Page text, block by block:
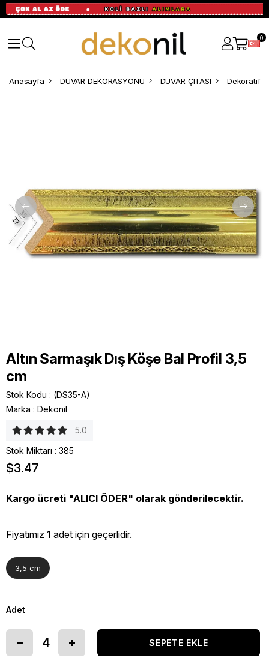
0
Anasayfa DUVAR DEKORASYONU DUVAR ÇITASI Dekoratif
Altın Sarmaşık Dış Köşe Bal Profil 3,5
cm
Stok Kodu
(DS35-A)
Marka : Dekonil
5.0
Stok Miktarı : 385
$3.47
Kargo ücreti "ALICI ÖDER" olarak gönderilecektir.
Fiyatımız 1 adet için geçerlidir.
3,5 cm
Adet